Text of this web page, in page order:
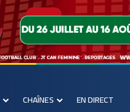
CHAÎNES EN DIRECT